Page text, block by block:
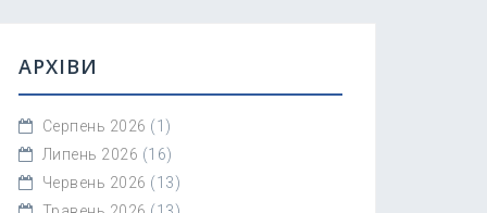
АРХІВИ
Серпень 2026 (1)
Липень 2026 (16)
Червень 2026 (13)